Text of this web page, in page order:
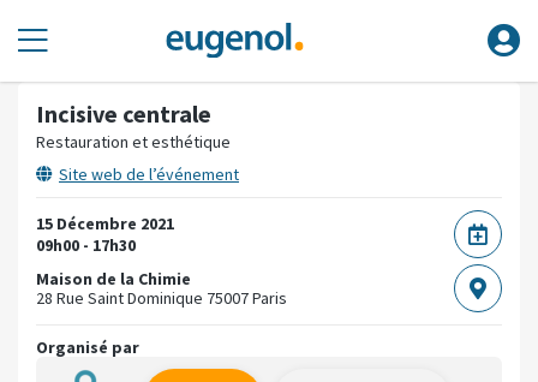
Incisive centrale
Restauration et esthétique
Site web de l’événement
15 Décembre 2021
09h00 - 17h30
Maison de la Chimie
28 Rue Saint Dominique 75007 Paris
Organisé par